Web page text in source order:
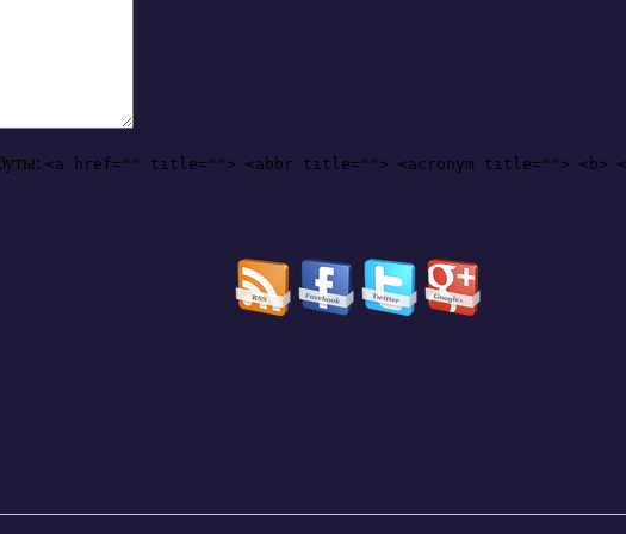
<a href="" title=""> <abbr title=""> <acronym title=""> <b>